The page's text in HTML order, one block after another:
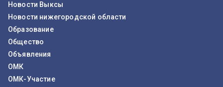
Новости Выксы
Новости нижегородской области
Образование
Общество
Объявления
ОМК
ОМК-Участие